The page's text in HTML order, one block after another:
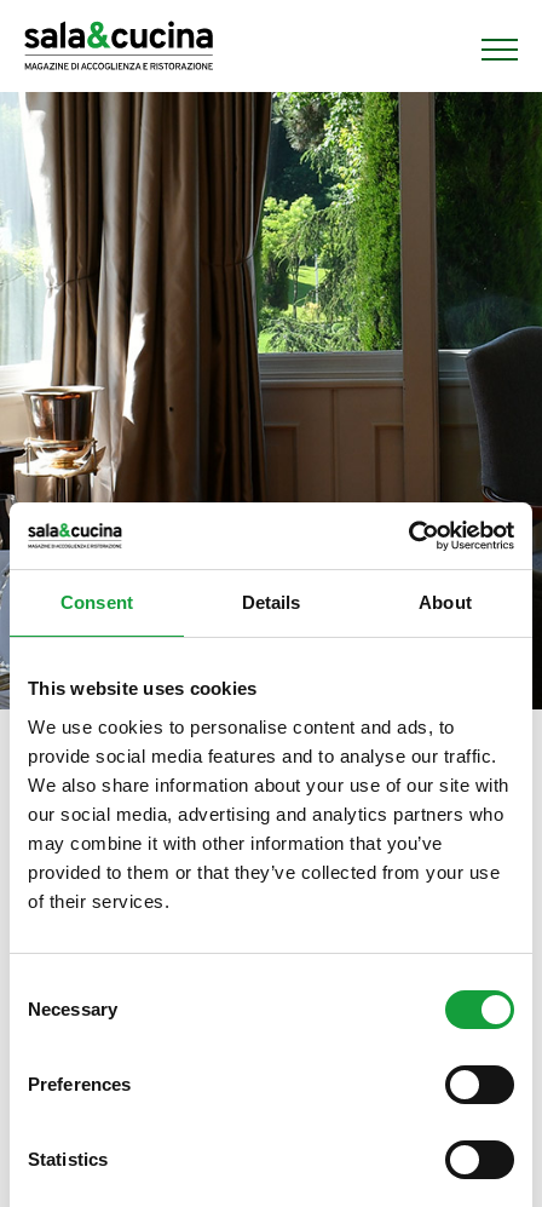
Consent Details About
This website uses cookies
We use cookies to personalise content and ads, to
provide social media features and to analyse our traffic.
We also share information about your use of our site with
our social media, advertising and analytics partners who
may combine it with other information that you’ve
provided to them or that they’ve collected from your use
of their services.
Selection
Necessary
Preferences
Statistics
tag directory > stella verde
stella verde
Di seguito tutti i contenuti taggati con: stella verde
IL CIBO RACCONTATO, IL CIBO
ISCRIVITI ALLA NEWSLETTER
Resta aggiornato su tutte le ultime novita nel campo